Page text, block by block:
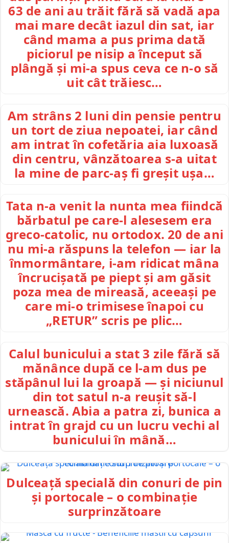
63 de ani au trăit fără să vadă apa
mai mare decât iazul din sat, iar
când mama a pus prima dată
piciorul pe nisip a început să
plângă și mi-a spus ceva ce n-o să
uit cât trăiesc…
Am strâns 2 luni din pensie pentru
un tort de ziua nepoatei, iar când
am intrat în cofetăria aia luxoasă
din centru, vânzătoarea s-a uitat
la mine de parc-aș fi greșit ușa…
Tata n-a venit la nunta mea fiindcă
bărbatul pe care-l alesesem era
greco-catolic, nu ortodox. 20 de ani
nu mi-a răspuns la telefon — iar la
înmormântare, i-am ridicat mâna
încrucișată pe piept și am găsit
poza mea de mireasă, aceeași pe
care mi-o trimisese înapoi cu
„RETUR” scris pe plic…
Calul bunicului a stat 3 zile fără să
mănânce după ce l-am dus pe
stăpânul lui la groapă — și niciunul
din tot satul n-a reușit să-l
urnească. Abia a patra zi, bunica a
intrat în grajd cu un lucru vechi al
bunicului în mână…
Dulceață specială din conuri de pin
și portocale – o combinație
surprinzătoare